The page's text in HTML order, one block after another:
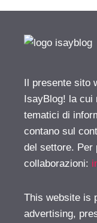
Il presente sito
IsayBlog! la cui
tematici di
contano sul
del settore. Per
collaborazioni:
This website is
advertising,